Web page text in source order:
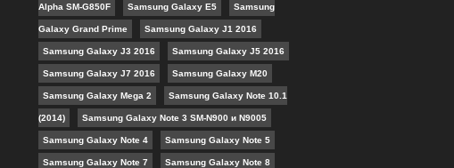
Alpha SM-G850F Samsung Galaxy E5 Samsung
Galaxy Grand Prime Samsung Galaxy J1 2016
Samsung Galaxy J3 2016 Samsung Galaxy J5 2016
Samsung Galaxy J7 2016 Samsung Galaxy M20
Samsung Galaxy Mega 2 Samsung Galaxy Note 10.1
(2014) Samsung Galaxy Note 3 SM-N900 и N9005
Samsung Galaxy Note 4 Samsung Galaxy Note 5
Samsung Galaxy Note 7 Samsung Galaxy Note 8